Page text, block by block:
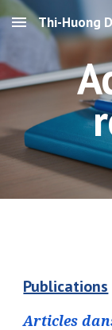
Skip to main
Thi-Huong
Publications
Articles